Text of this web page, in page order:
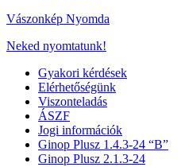
Vászonkép Nyomda
Neked nyomtatunk!
Gyakori kérdések
Elérhetőségünk
Viszonteladás
ÁSZF
Jogi információk
Ginop Plusz 1.4.3-24 “B”
Ginop Plusz 2.1.3-24